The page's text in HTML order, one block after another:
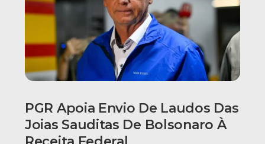
PGR Apoia Envio De Laudos Das
Joias Sauditas De Bolsonaro À